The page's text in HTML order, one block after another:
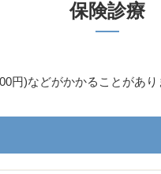
保険診療
円)などがかかることがあり